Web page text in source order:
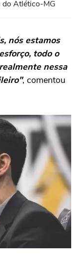
do Atlético-MG
nós estamos
todo o
nessa
, comentou